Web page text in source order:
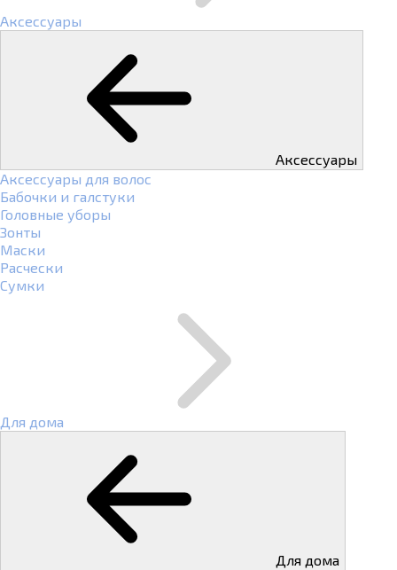
Аксессуары
Аксессуары
Аксессуары для волос
Бабочки и галстуки
Головные уборы
Зонты
Маски
Расчески
Сумки
Для дома
Для дома